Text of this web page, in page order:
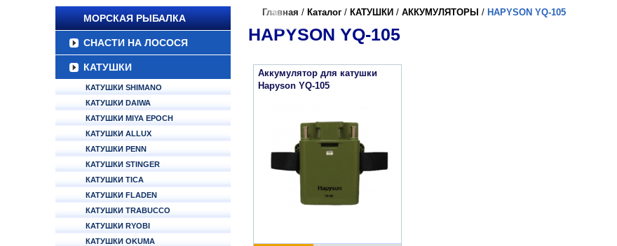
МОРСКАЯ РЫБАЛКА
СНАСТИ НА ЛОСОСЯ
КАТУШКИ
КАТУШКИ SHIMANO
КАТУШКИ DAIWA
КАТУШКИ MIYA EPOCH
КАТУШКИ ALLUX
КАТУШКИ PENN
КАТУШКИ STINGER
КАТУШКИ TICA
КАТУШКИ FLADEN
КАТУШКИ TRABUCCO
КАТУШКИ RYOBI
КАТУШКИ OKUMA
Главная / Каталог / КАТУШКИ / АККУМУЛЯТОРЫ / HAPYSON YQ-105
HAPYSON YQ-105
Аккумулятор для катушки
Hapyson YQ-105